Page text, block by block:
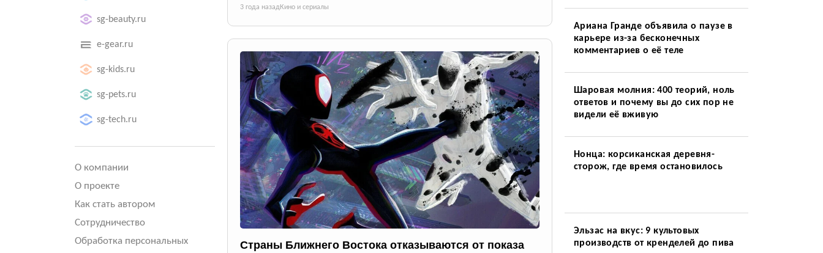
sg-beauty.ru
e-gear.ru
sg-kids.ru
sg-pets.ru
sg-tech.ru
О компании
О проекте
Как стать автором
Сотрудничество
Обработка персональных
3 года назадКино и сериалы
Страны Ближнего Востока отказываются от показа
Ариана Гранде объявила о паузе в
карьере из-за бесконечных
комментариев о её теле
Шаровая молния: 400 теорий, ноль
ответов и почему вы до сих пор не
видели её вживую
Нонца: корсиканская деревня-
сторож, где время остановилось
Эльзас на вкус: 9 культовых
производств от кренделей до пива